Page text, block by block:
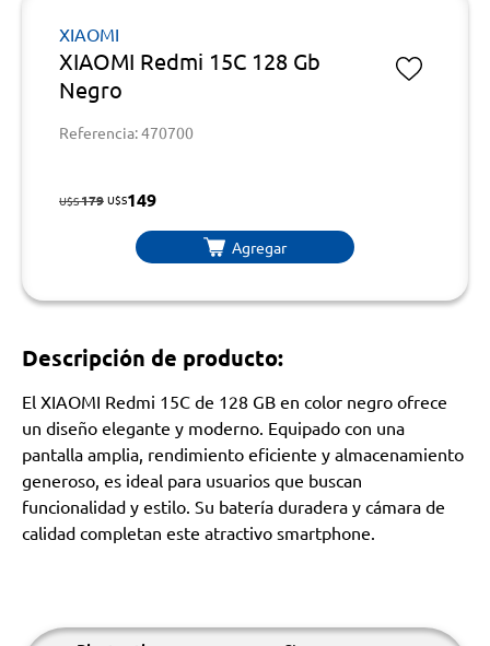
XIAOMI
XIAOMI Redmi 15C 128 Gb
Negro
Referencia: 470700
U$S179 U$S149
Agregar
Descripción de producto:
El XIAOMI Redmi 15C de 128 GB en color negro ofrece
un diseño elegante y moderno. Equipado con una
pantalla amplia, rendimiento eficiente y almacenamiento
generoso, es ideal para usuarios que buscan
funcionalidad y estilo. Su batería duradera y cámara de
calidad completan este atractivo smartphone.